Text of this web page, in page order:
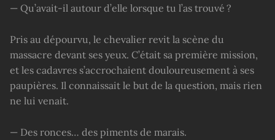
— Qu’avait-il autour d’elle lorsque tu l’as trouvé ?
Pris au dépourvu, le chevalier revit la scène du
massacre devant ses yeux. C’était sa première mission,
et les cadavres s’accrochaient douloureusement à ses
paupières. Il connaissait le but de la question, mais rien
ne lui venait.
— Des ronces… des piments de marais.